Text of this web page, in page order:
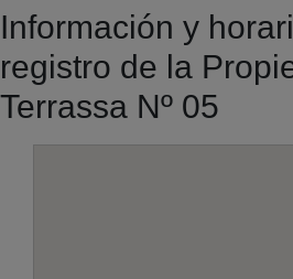
Información y
registro de la
Terrassa Nº 05